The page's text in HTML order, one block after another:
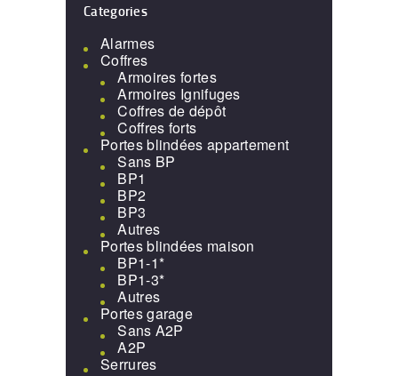
Categories
Alarmes
Coffres
Armoires fortes
Armoires Ignifuges
Coffres de dépôt
Coffres forts
Portes blindées appartement
Sans BP
BP1
BP2
BP3
Autres
Portes blindées maison
BP1-1*
BP1-3*
Autres
Portes garage
Sans A2P
A2P
Serrures